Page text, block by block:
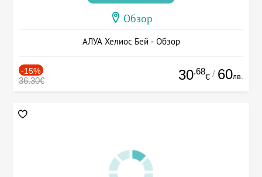
Обзор
АЛУА Хелиос Бей - Обзор
-15%
36.30€ 30.68
€ / 60лв.